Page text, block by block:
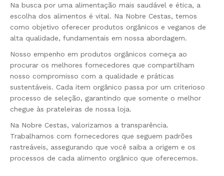
Na busca por uma alimentação mais saudável e ética, a
escolha dos alimentos é vital. Na Nobre Cestas, temos
como objetivo oferecer produtos orgânicos e veganos de
alta qualidade, fundamentais em nossa abordagem.
Nosso empenho em produtos orgânicos começa ao
procurar os melhores fornecedores que compartilham
nosso compromisso com a qualidade e práticas
sustentáveis. Cada item orgânico passa por um criterioso
processo de seleção, garantindo que somente o melhor
chegue às prateleiras de nossa loja.
Na Nobre Cestas, valorizamos a transparência.
Trabalhamos com fornecedores que seguem padrões
rastreáveis, assegurando que você saiba a origem e os
processos de cada alimento orgânico que oferecemos.